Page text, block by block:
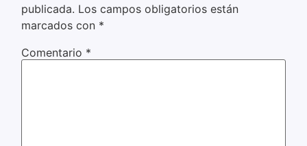
publicada. Los campos obligatorios están
marcados con *
Comentario *